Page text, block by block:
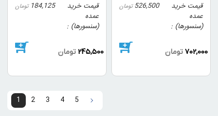
قیمت خرید
عمده
(سنسورها)
526,500 تومان
702,000 تومان
قیمت خرید
عمده
(سنسورها)
184,125 تومان
245,500 تومان
1 2 3 4
5